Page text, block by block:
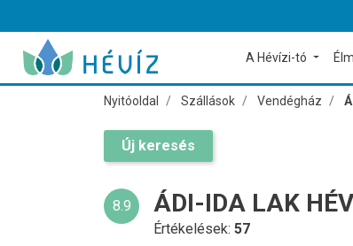
A Hévízi-tó
Nyitóoldal Szállások Vendégház
Új keresés
8.9 ÁDI-IDA LAK
Értékelések:57